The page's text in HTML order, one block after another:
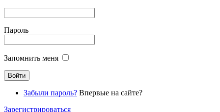
Пароль
Запомнить меня
Забыли пароль? Впервые на сайте?
Зарегистрироваться